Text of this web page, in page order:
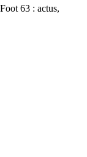
63 : actus,